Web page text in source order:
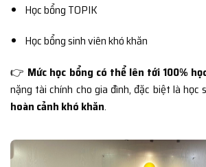
Học bổng TOPIK
Học bổng sinh viên khó khăn
👉 Mức học bổng có thể lên tới 100%
nặng tài chính cho gia đình, đặc biệt là học
hoàn cảnh khó khăn.